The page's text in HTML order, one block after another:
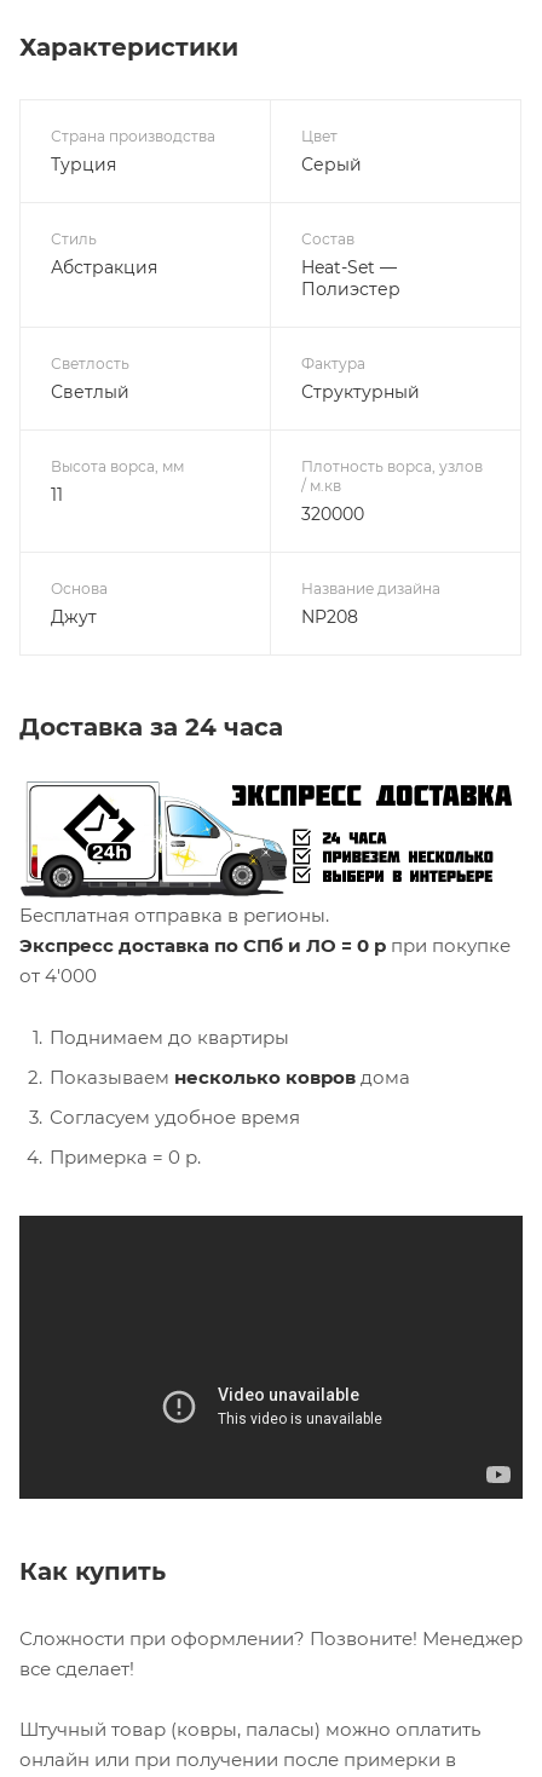
Характеристики
Страна производства
Турция
Цвет
Серый
Стиль
Абстракция
Состав
Heat-Set —
Полиэстер
Светлость
Светлый
Фактура
Структурный
Высота ворса, мм
11
Плотность ворса, узлов
/ м.кв
320000
Основа
Джут
Название дизайна
NP208
Доставка за 24 часа
Бесплатная отправка в регионы.
Экспресс доставка по СПб и ЛО = 0 р при покупке
от 4'000
Поднимаем до квартиры
Показываем несколько ковров дома
Согласуем удобное время
Примерка = 0 р.
Как купить
Сложности при оформлении? Позвоните! Менеджер
все сделает!
Штучный товар (ковры, паласы) можно оплатить
онлайн или при получении после примерки в